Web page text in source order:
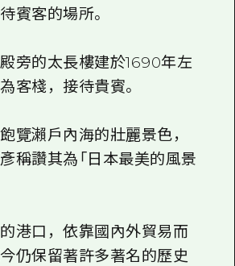
賓客的場所。
旁的太長樓建於1690年左
客棧，接待貴賓。
覽瀨戶內海的壯麗景色，
稱讚其為「日本最美的風景
港口，依靠國內外貿易而
仍保留著許多著名的歷史